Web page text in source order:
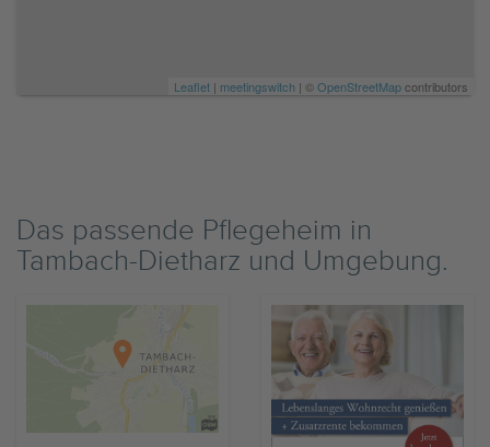
Leaflet | meetingswitch | ©OpenStreetMapcontributors
Das passende Pflegeheim in
Tambach-Dietharz und Umgebung.